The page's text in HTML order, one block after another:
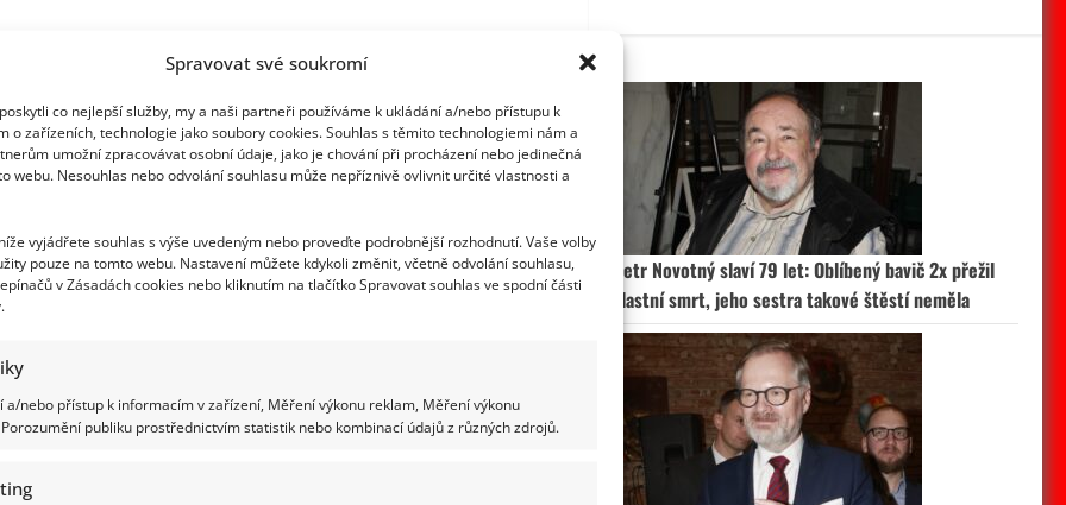
Spravovat své soukromí
co nejlepší služby, my a naši partneři používáme k ukládání a/nebo přístupu k
o zařízeních, technologie jako soubory cookies. Souhlas s těmito technologiemi nám a
umožní zpracovávat osobní údaje, jako je chování při procházení nebo jedinečná
webu. Nesouhlas nebo odvolání souhlasu může nepříznivě ovlivnit určité vlastnosti a
vyjádřete souhlas s výše uvedeným nebo proveďte podrobnější rozhodnutí. Vaše volby
pouze na tomto webu. Nastavení můžete kdykoli změnit, včetně odvolání souhlasu,
v Zásadách cookies nebo kliknutím na tlačítko Spravovat souhlas ve spodní části
a/nebo přístup k informacím v zařízení, Měření výkonu reklam, Měření výkonu
publiku prostřednictvím statistik nebo kombinací údajů z různých zdrojů.
Petr Novotný slaví 79 let: Oblíbený bavič 2x přežil
vlastní smrt, jeho sestra takové štěstí neměla